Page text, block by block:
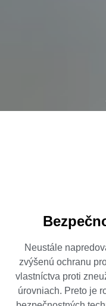
Neustále
zvýšenú ochranu
vlastníctva proti
úrovniach. Preto je